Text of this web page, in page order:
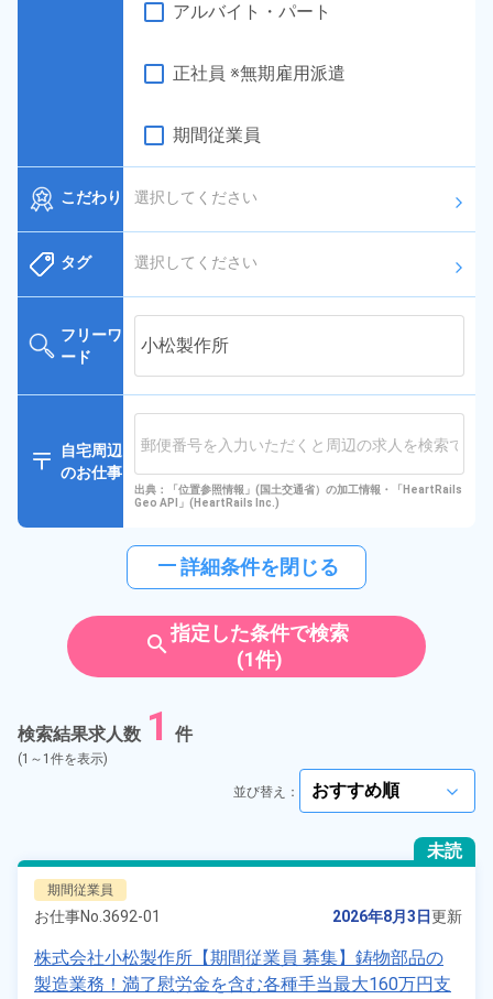
アルバイト・パート
正社員 ※無期雇用派遣
期間従業員
こだわり 選択してください arrow_forward_ios
タグ 選択してください arrow_forward_ios
フリーワ
ード
自宅周辺
のお仕事
出典：「位置参照情報」(国土交通省）の加工情報・「HeartRails
Geo API」(HeartRails Inc.)
horizontal_rule詳細条件を閉じる
search指定した条件で検索
(1件)
検索結果求人数 1 件
(1～1件を表示)
並び替え： arrow_forward_ios
未読
期間従業員
お仕事No. 3692-01 2026年8月3日更新
株式会社小松製作所【期間従業員 募集】鋳物部品の
製造業務！満了慰労金を含む各種手当最大160万円支